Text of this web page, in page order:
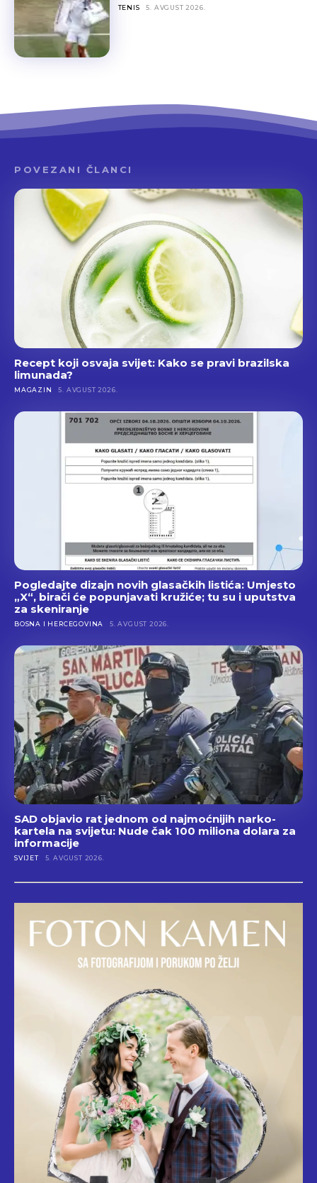
TENIS 5. AVGUST 2026.
POVEZANI ČLANCI
Recept koji osvaja svijet: Kako se pravi brazilska
limunada?
MAGAZIN 5. AVGUST 2026.
Pogledajte dizajn novih glasačkih listića: Umjesto
„X“, birači će popunjavati kružiće; tu su i uputstva
za skeniranje
BOSNA I HERCEGOVINA 5. AVGUST 2026.
SAD objavio rat jednom od najmoćnijih narko-
kartela na svijetu: Nude čak 100 miliona dolara za
informacije
SVIJET 5. AVGUST 2026.